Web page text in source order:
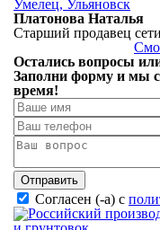
Платонова Наталья
Старший продавец
Остались вопросы
Заполни форму и мы
время!
Отправить
Согласен (-а) с